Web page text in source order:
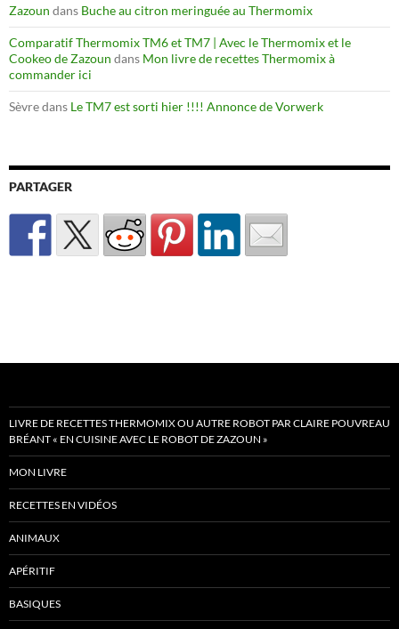
Zazoun dans Buche au citron meringuée au Thermomix
Comparatif Thermomix TM6 et TM7 | Avec le Thermomix et le
Cookeo de Zazoun dans Mon livre de recettes Thermomix à
commander ici
Sèvredans Le TM7 est sorti hier !!!! Annonce de Vorwerk
PARTAGER
LIVRE DE RECETTES THERMOMIX OU AUTRE ROBOT PAR CLAIRE POUVREAU
BRÉANT « EN CUISINE AVEC LE ROBOT DE ZAZOUN »
MON LIVRE
RECETTES EN VIDÉOS
ANIMAUX
APÉRITIF
BASIQUES